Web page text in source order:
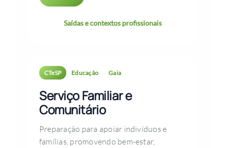
Saídas e contextos profissionais
CTeSP Educação Gaia
Serviço Familiar e
Comunitário
Preparação para apoiar indivíduos e
famílias, promovendo bem-estar,